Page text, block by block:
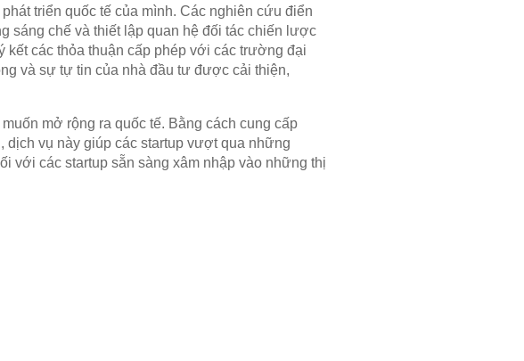
triển quốc tế của mình. Các nghiên cứu điển
sáng chế và thiết lập quan hệ đối tác chiến lược
kết các thỏa thuận cấp phép với các trường đại
và sự tự tin của nhà đầu tư được cải thiện,
mở rộng ra quốc tế. Bằng cách cung cấp
vụ này giúp các startup vượt qua những
với các startup sẵn sàng xâm nhập vào những thị